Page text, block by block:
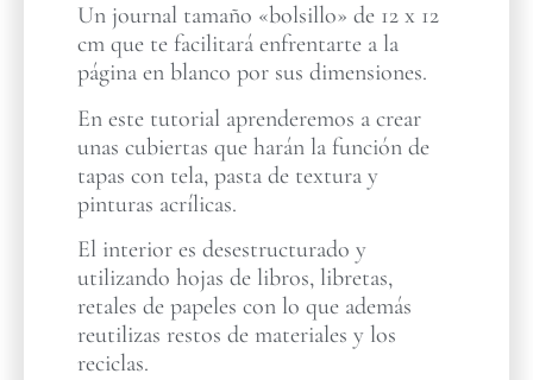
Un journal tamaño «bolsillo» de 12 x 12
cm que te facilitará enfrentarte a la
página en blanco por sus dimensiones.
En este tutorial aprenderemos a crear
unas cubiertas que harán la función de
tapas con tela, pasta de textura y
pinturas acrílicas.
El interior es desestructurado y
utilizando hojas de libros, libretas,
retales de papeles con lo que además
reutilizas restos de materiales y los
reciclas.